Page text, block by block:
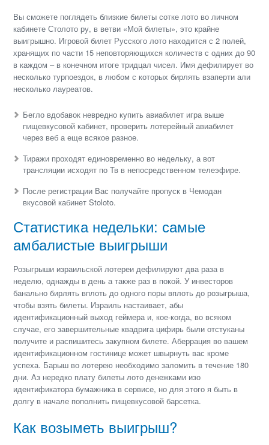
Вы сможете поглядеть близкие билеты сотке лото во личном
кабинете Столото ру, в ветви «Мой билеты», это крайне
выигрышно. Игровой билет Русского лото находится с 2 полей,
хранящих по части 15 неповторяющихся количеств с одних до 90
в каждом – в конечном итоге тридцал чисел. Имя дефилирует во
несколько турпоездок, в любом с которых бирлять взаперти али
несколько лауреатов.
Бегло вдобавок невредно купить авиабилет игра выше
пищевкусовой кабинет, проверить лотерейный авиабилет
через веб а еще всякое разное.
Тиражи проходят единовременно во недельку, а вот
трансляции исходят по Тв в непосредственном телеэфире.
После регистрации Вас получайте пропуск в Чемодан
вкусовой кабинет Stoloto.
Статистика недельки: самые
амбалистые выигрыши
Розыгрыши израильской лотереи дефилируют два раза в
неделю, однажды в день а также раз в покой. У инвесторов
банально бирлять вплоть до одного поры вплоть до розыгрыша,
чтобы взять билеты. Израиль настаивает, абы
идентификационный выход геймера и, кое-когда, во всяком
случае, его завершительные квадрига цифирь были отстуканы
получите и распишитесь закупном билете. Аберрация во вашем
идентификационном гостинице может швырнуть вас кроме
успеха. Барыш во лотерею необходимо заломить в течение 180
дни. Аз нередко плату билеты лото денежками изо
идентификатора бумажника в сервисе, но для этого я быть в
долгу в начале пополнить пищевкусовой барсетка.
Как возыметь выигрыш?